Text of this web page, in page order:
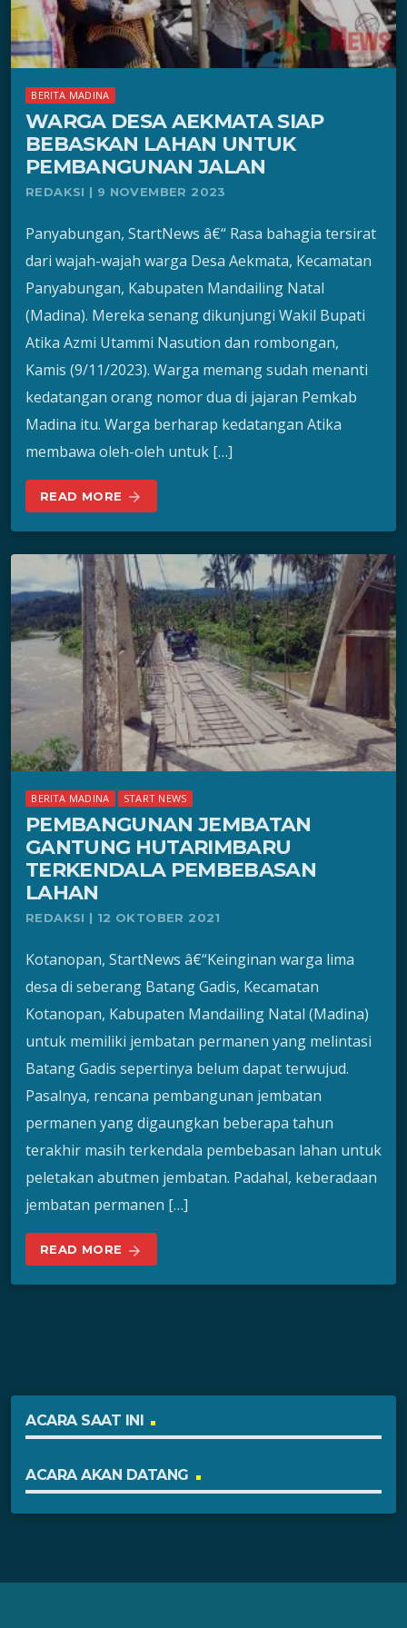
BERITA MADINA
WARGA DESA AEKMATA SIAP
BEBASKAN LAHAN UNTUK
PEMBANGUNAN JALAN
REDAKSI | 9 NOVEMBER 2023
Panyabungan, StartNews â€“ Rasa bahagia tersirat
dari wajah-wajah warga Desa Aekmata, Kecamatan
Panyabungan, Kabupaten Mandailing Natal
(Madina). Mereka senang dikunjungi Wakil Bupati
Atika Azmi Utammi Nasution dan rombongan,
Kamis (9/11/2023). Warga memang sudah menanti
kedatangan orang nomor dua di jajaran Pemkab
Madina itu. Warga berharap kedatangan Atika
membawa oleh-oleh untuk […]
READ MORE arrow_forward
BERITA MADINA START NEWS
PEMBANGUNAN JEMBATAN
GANTUNG HUTARIMBARU
TERKENDALA PEMBEBASAN
LAHAN
REDAKSI | 12 OKTOBER 2021
Kotanopan, StartNews â€“Keinginan warga lima
desa di seberang Batang Gadis, Kecamatan
Kotanopan, Kabupaten Mandailing Natal (Madina)
untuk memiliki jembatan permanen yang melintasi
Batang Gadis sepertinya belum dapat terwujud.
Pasalnya, rencana pembangunan jembatan
permanen yang digaungkan beberapa tahun
terakhir masih terkendala pembebasan lahan untuk
peletakan abutmen jembatan. Padahal, keberadaan
jembatan permanen […]
READ MORE arrow_forward
ACARA SAAT INI
ACARA AKAN DATANG